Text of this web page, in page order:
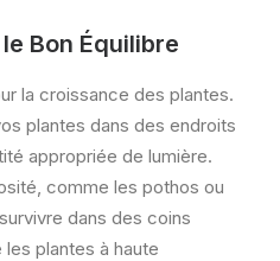
Bon Équilibre
la croissance des plantes.
plantes dans des endroits
appropriée de lumière.
comme les pothos ou
dans des coins
plantes à haute